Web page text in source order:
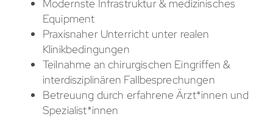
Modernste Infrastruktur & medizinisches
Equipment
Praxisnaher Unterricht unter realen
Klinikbedingungen
Teilnahme an chirurgischen Eingriffen &
interdisziplinären Fallbesprechungen
Betreuung durch erfahrene Ärzt*innen und
Spezialist*innen